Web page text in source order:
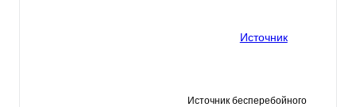
Источник бесперебойного